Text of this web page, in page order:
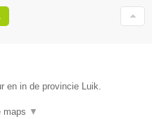
en in de provincie Luik.
maps ▼